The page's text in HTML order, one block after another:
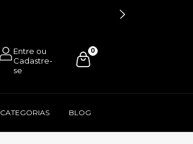
0
CATEGORIAS BLOG